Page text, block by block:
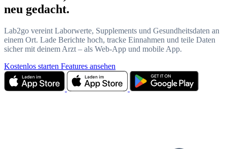
neu gedacht.
Lab2go vereint Laborwerte, Supplements und Gesundheitsdaten an
einem Ort. Lade Berichte hoch, tracke Einnahmen und teile Daten
sicher mit deinem Arzt – als Web-App und mobile App.
Kostenlos starten Features ansehen